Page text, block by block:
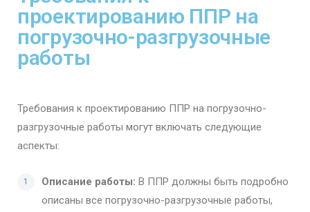
проектированию ППР на
погрузочно-разгрузочные
работы
Требования к проектированию ППР на погрузочно-
разгрузочные работы могут включать следующие
аспекты:
Описание работы: В ППР должны быть подробно
описаны все погрузочно-разгрузочные работы,